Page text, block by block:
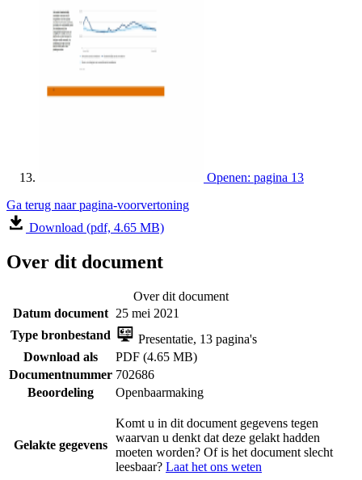
Openen: pagina 13
Ga terug naar pagina-voorvertoning
Download (pdf, 4.65 MB)
Over dit document
Over dit document
Datum document 25 mei 2021
Type bronbestand
Presentatie, 13 pagina's
Download als
PDF (4.65 MB)
Documentnummer 702686
Beoordeling
Openbaarmaking
Gelakte gegevens
Komt u in dit document gegevens tegen
waarvan u denkt dat deze gelakt hadden
moeten worden? Of is het document slecht
leesbaar? Laat het ons weten